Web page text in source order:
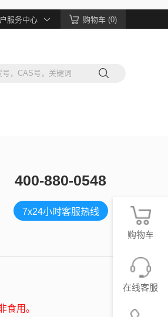
服务中心 购物车 (0)
400-880-0548
7x24小时客服热线
食用。
购物车
在线客服